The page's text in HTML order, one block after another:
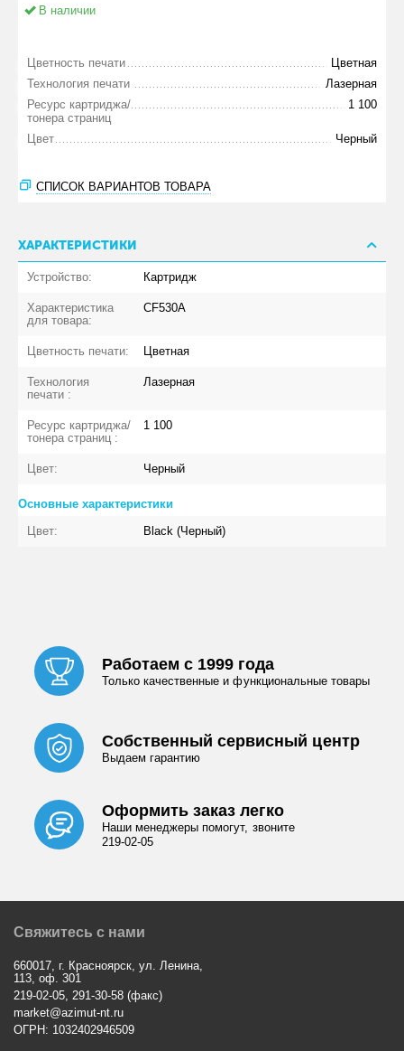
В наличии
Цветность печати
Цветная
Технология печати
Лазерная
Ресурс картриджа/
тонера страниц
1 100
Цвет Черный
СПИСОК ВАРИАНТОВ ТОВАРА
ХАРАКТЕРИСТИКИ
Устройство: Картридж
Характеристика
для товара:
CF530A
Цветность печати: Цветная
Технология
печати :
Лазерная
Ресурс картриджа/
тонера страниц :
1 100
Цвет: Черный
Основные характеристики
Цвет:
Black (Черный)
Работаем с 1999 года
Только качественные и функциональные товары
Собственный сервисный центр
Выдаем гарантию
Оформить заказ легко
Наши менеджеры помогут, звоните
219-02-05
Свяжитесь с нами
660017, г. Красноярск, ул. Ленина,
113, оф. 301
219-02-05, 291-30-58 (факс)
market@azimut-nt.ru
ОГРН: 1032402946509